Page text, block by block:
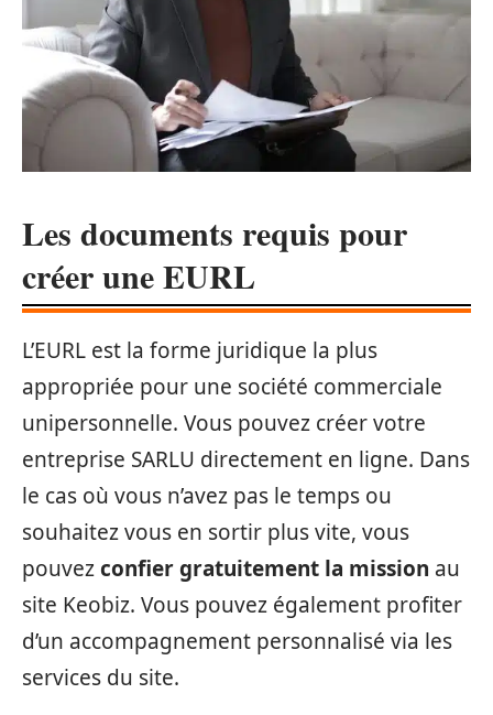
Les documents requis pour
créer une EURL
L’EURL est la forme juridique la plus
appropriée pour une société commerciale
unipersonnelle. Vous pouvez créer votre
entreprise SARLU directement en ligne. Dans
le cas où vous n’avez pas le temps ou
souhaitez vous en sortir plus vite, vous
pouvezconfier gratuitement la mission au
site Keobiz. Vous pouvez également profiter
d’un accompagnement personnalisé via les
services du site.